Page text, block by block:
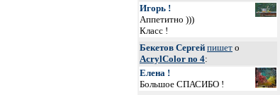
Игорь !
Аппетитно )))
Класс !
Бекетов Сергей пишет о
AcrylColor no 4:
Елена !
Большое СПАСИБО !